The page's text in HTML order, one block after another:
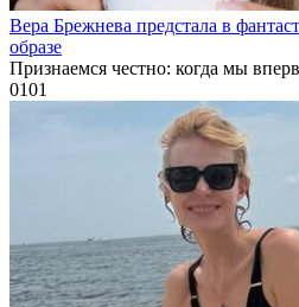
Вера Брежнева предстала в
образе
Признаемся честно: когда мы
0101